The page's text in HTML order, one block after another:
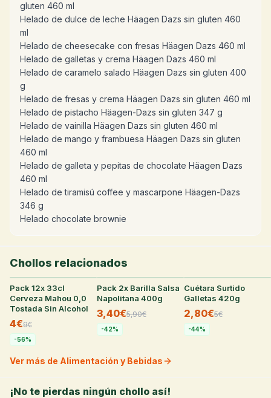
gluten 460 ml
Helado de dulce de leche Häagen Dazs sin gluten 460
ml
Helado de cheesecake con fresas Häagen Dazs 460 ml
Helado de galletas y crema Häagen Dazs 460 ml
Helado de caramelo salado Häagen Dazs sin gluten 400
g
Helado de fresas y crema Häagen Dazs sin gluten 460 ml
Helado de pistacho Häagen-Dazs sin gluten 347 g
Helado de vainilla Häagen Dazs sin gluten 460 ml
Helado de mango y frambuesa Häagen Dazs sin gluten
460 ml
Helado de galleta y pepitas de chocolate Häagen Dazs
460 ml
Helado de tiramisú coffee y mascarpone Häagen-Dazs
346 g
Helado chocolate brownie
Chollos relacionados
Pack 12x 33cl
Cerveza Mahou 0,0
Tostada Sin Alcohol
4€9€
-56%
27°
Pack 2x Barilla Salsa
Napolitana 400g
3,40€5,90€
-42%
Cuétara Surtido
Galletas 420g
2,80€5€
-44%
Ver más de Alimentación y Bebidas
¡No te pierdas ningún chollo así!